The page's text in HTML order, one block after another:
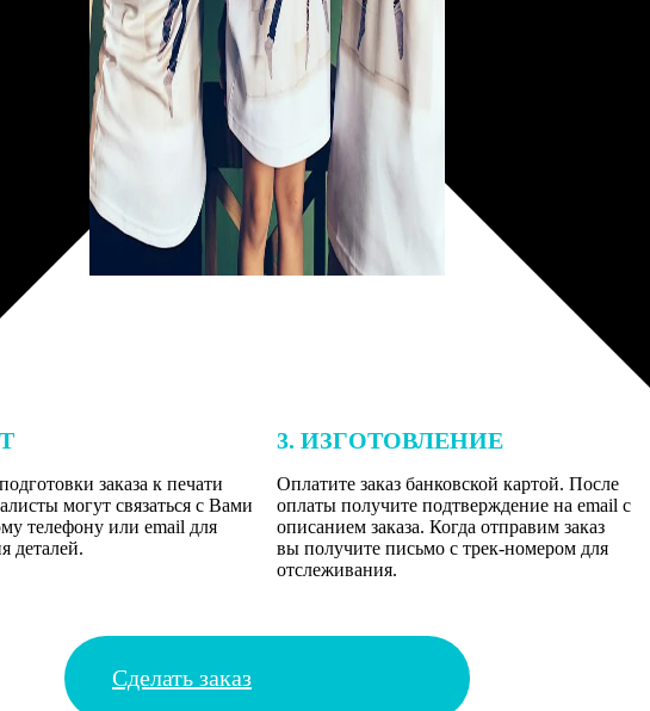
заказа к печати
могут связаться с Вами
телефону или email для
деталей.
3. ИЗГОТОВЛЕНИЕ
Оплатите заказ банковской картой. После
оплаты получите подтверждение на email с
описанием заказа. Когда отправим заказ
вы получите письмо с трек-номером для
отслеживания.
Сделать заказ